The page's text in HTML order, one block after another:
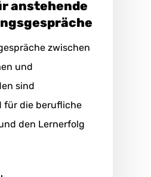
anstehende
zwischen
und
sind
für die berufliche
den Lernerfolg